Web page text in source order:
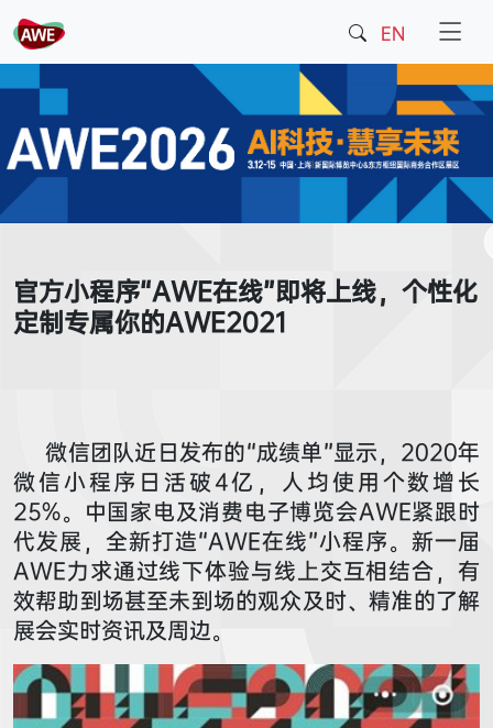
EN
官方小程序“AWE在线”即将上线，个性化
定制专属你的AWE2021
微信团队近日发布的“成绩单”显示，2020年
微信小程序日活破4亿，人均使用个数增长
25%。中国家电及消费电子博览会AWE紧跟时
代发展，全新打造“AWE在线”小程序。新一届
AWE力求通过线下体验与线上交互相结合，有
效帮助到场甚至未到场的观众及时、精准的了解
展会实时资讯及周边。